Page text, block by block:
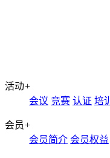
活动+
会议 竞赛 认证 培训
会员+
会员简介 会员权益